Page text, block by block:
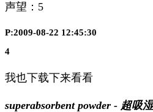
声望： 5
P:2009-08-22 12:45:30
4
我也下载下来看看
superabsorbent powder - 超吸